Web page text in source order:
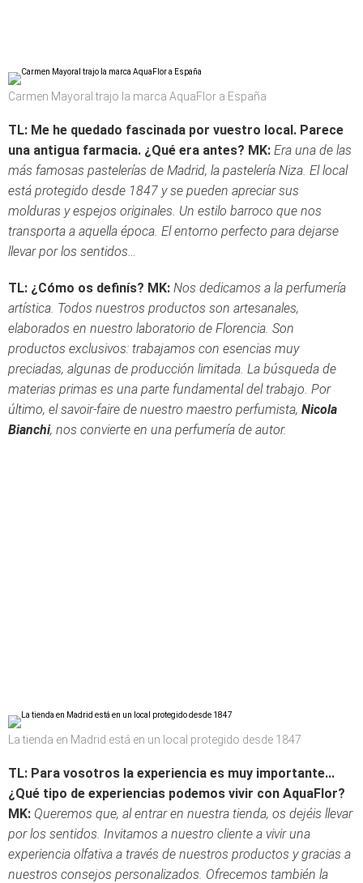
Carmen Mayoral trajo la marca AquaFlor a España
TL: Me he quedado fascinada por vuestro local. Parece
una antigua farmacia. ¿Qué era antes? MK: Era una de las
más famosas pastelerías de Madrid, la pastelería Niza. El local
está protegido desde 1847 y se pueden apreciar sus
molduras y espejos originales. Un estilo barroco que nos
transporta a aquella época. El entorno perfecto para dejarse
llevar por los sentidos…
TL: ¿Cómo os definís? MK: Nos dedicamos a la perfumería
artística. Todos nuestros productos son artesanales,
elaborados en nuestro laboratorio de Florencia. Son
productos exclusivos: trabajamos con esencias muy
preciadas, algunas de producción limitada. La búsqueda de
materias primas es una parte fundamental del trabajo. Por
último, el savoir-faire de nuestro maestro perfumista, Nicola
Bianchi, nos convierte en una perfumería de autor.
La tienda en Madrid está en un local protegido desde 1847
TL: Para vosotros la experiencia es muy importante...
¿Qué tipo de experiencias podemos vivir con AquaFlor?
MK: Queremos que, al entrar en nuestra tienda, os dejéis llevar
por los sentidos. Invitamos a nuestro cliente a vivir una
experiencia olfativa a través de nuestros productos y gracias a
nuestros consejos personalizados. Ofrecemos también la